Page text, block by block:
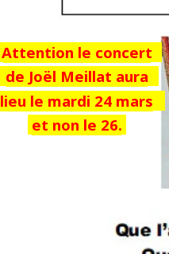
Attention le concert
de Joël Meillat aura
lieu le mardi 24 mars
et non le 26.